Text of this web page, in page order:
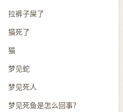
拉裤子屎了
猫死了
猫
梦见蛇
梦见死人
梦见死鱼是怎么回事？